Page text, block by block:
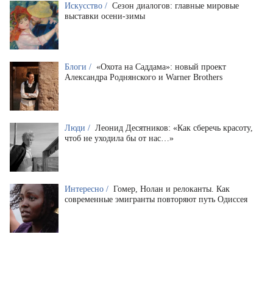
Искусство / Сезон диалогов: главные мировые
выставки осени-зимы
Блоги / «Охота на Саддама»: новый проект
Александра Роднянского и Warner Brothers
Люди / Леонид Десятников: «Как сберечь красоту,
чтоб не уходила бы от нас…»
Интересно / Гомер, Нолан и релоканты. Как
современные эмигранты повторяют путь Одиссея